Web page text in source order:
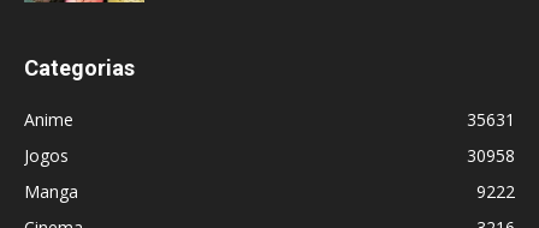
Categorias
Anime
35631
Jogos
30958
Manga
9222